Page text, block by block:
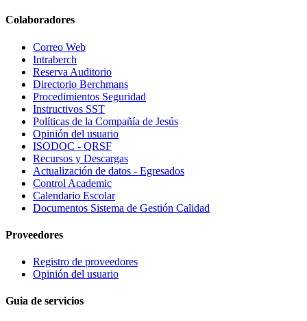
Colaboradores
Correo Web
Intraberch
Reserva Auditorio
Directorio Berchmans
Procedimientos Seguridad
Instructivos SST
Políticas de la Compañía de Jesús
Opinión del usuario
ISODOC - QRSF
Recursos y Descargas
Actualización de datos - Egresados
Control Academic
Calendario Escolar
Documentos Sistema de Gestión Calidad
Proveedores
Registro de proveedores
Opinión del usuario
Guia de servicios